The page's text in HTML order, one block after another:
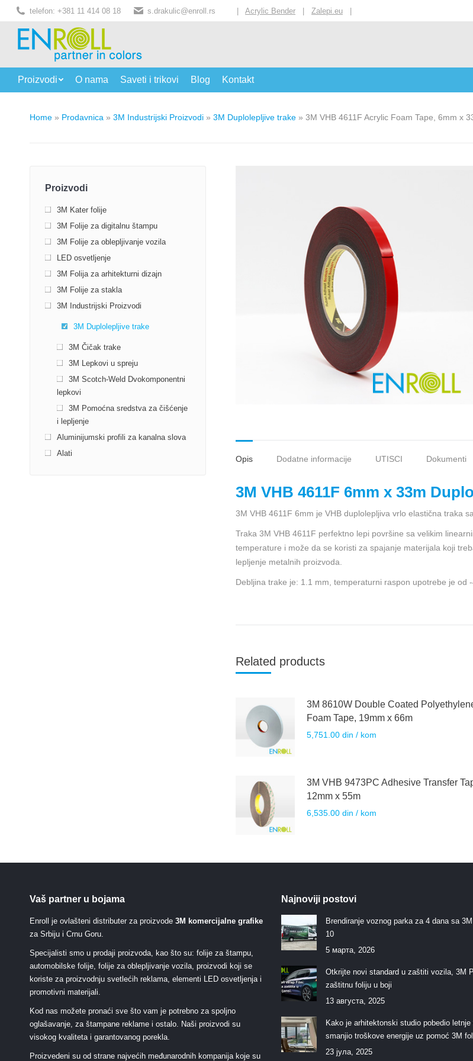
telefon: +381 11 414 08 18 s.drakulic@enroll.rs | Acrylic Bender | Zalepi.eu |
Proizvodi O nama Saveti i trikovi Blog Kontakt
Home » Prodavnica » 3M Industrijski Proizvodi » 3M Duplolepljive trake » 3M VHB 4611F Acrylic Foam Tape, 6mm x
Opis Dodatne informacije UTISCI Dokumenti
3M VHB 4611F 6mm x 33m
3M VHB 4611F 6mm je VHB duplolepljiva vrlo elastična traka
Traka 3M VHB 4611F perfektno lepi površine sa velikim
temperature i može da se koristi za spajanje materijala koji
lepljenje metalnih proizvoda.
Debljina trake je: 1.1 mm, temperaturni raspon upotrebe je od -
Related products
3M 8610W Double Coated
Foam Tape, 19mm x 66m
5,751.00din / kom
3M VHB 9473PC Adhesive Transfer
12mm x 55m
6,535.00din / kom
Proizvodi
3M Kater folije
3M Folije za digitalnu štampu
3M Folije za oblepljivanje vozila
LED osvetljenje
3M Folija za arhitekturni dizajn
3M Folije za stakla
3M Industrijski Proizvodi
3M Duplolepljive trake
3М Čičak trake
3M Lepkovi u spreju
3M Scotch-Weld Dvokomponentni
lepkovi
3M Pomoćna sredstva za čišćenje
i lepljenje
Aluminijumski profili za kanalna slova
Alati
Vaš partner u bojama
Enroll je ovlašteni distributer za proizvode 3M komercijalne grafike
za Srbiju i Crnu Goru.
Specijalisti smo u prodaji proizvoda, kao što su: folije za štampu,
automobilske folije, folije za oblepljivanje vozila, proizvodi koji se
koriste za proizvodnju svetlećih reklama, elementi LED osvetljenja i
promotivni materijali.
Kod nas možete pronaći sve što vam je potrebno za spoljno
oglašavanje, za štampane reklame i ostalo. Naši proizvodi su
visokog kvaliteta i garantovanog porekla.
Proizvedeni su od strane najvećih međunarodnih kompanija koje su
Najnoviji postovi
Brendiranje voznog parka za 4 dana sa
10
5 марта, 2026
Otkrijte novi standard u zaštiti vozila, 3M
zaštitnu foliju u boji
13 августа, 2025
Kako je arhitektonski studio pobedio letnje
smanjio troškove energije uz pomoć 3M
23 јула, 2025